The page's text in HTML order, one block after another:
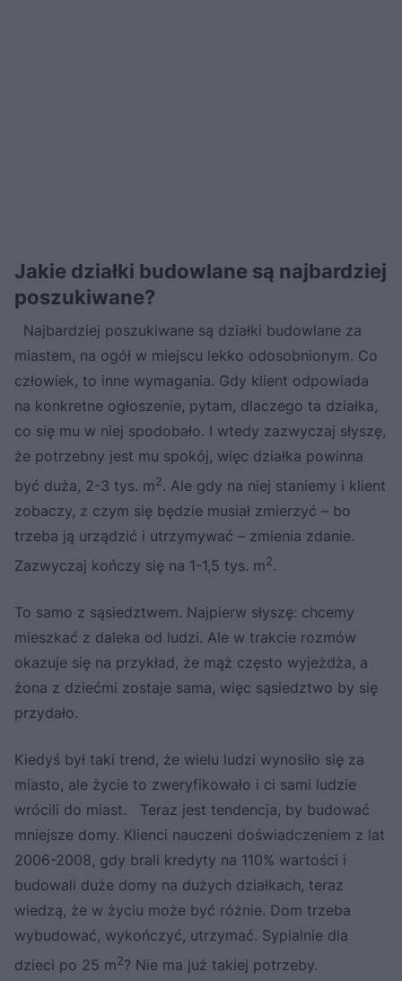
Jakie działki budowlane są najbardziej
poszukiwane?
Najbardziej poszukiwane są działki budowlane za
miastem, na ogół w miejscu lekko odosobnionym. Co
człowiek, to inne wymagania. Gdy klient odpowiada
na konkretne ogłoszenie, pytam, dlaczego ta działka,
co się mu w niej spodobało. I wtedy zazwyczaj słyszę,
że potrzebny jest mu spokój, więc działka powinna
być duża, 2-3 tys. m2. Ale gdy na niej staniemy i klient
zobaczy, z czym się będzie musiał zmierzyć – bo
trzeba ją urządzić i utrzymywać – zmienia zdanie.
Zazwyczaj kończy się na 1-1,5 tys. m2.
To samo z sąsiedztwem. Najpierw słyszę: chcemy
mieszkać z daleka od ludzi. Ale w trakcie rozmów
okazuje się na przykład, że mąż często wyjeżdża, a
żona z dziećmi zostaje sama, więc sąsiedztwo by się
przydało.
Kiedyś był taki trend, że wielu ludzi wynosiło się za
miasto, ale życie to zweryfikowało i ci sami ludzie
wrócili do miast. Teraz jest tendencja, by budować
mniejsze domy. Klienci nauczeni doświadczeniem z lat
2006-2008, gdy brali kredyty na 110% wartości i
budowali duże domy na dużych działkach, teraz
wiedzą, że w życiu może być różnie. Dom trzeba
wybudować, wykończyć, utrzymać. Sypialnie dla
dzieci po 25 m2? Nie ma już takiej potrzeby.